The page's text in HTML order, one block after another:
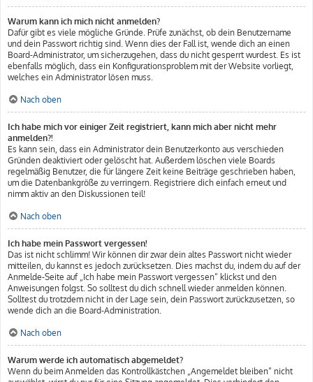
Warum kann ich mich nicht anmelden?
Dafür gibt es viele mögliche Gründe. Prüfe zunächst, ob dein Benutzername
und dein Passwort richtig sind. Wenn dies der Fall ist, wende dich an einen
Board-Administrator, um sicherzugehen, dass du nicht gesperrt wurdest. Es ist
ebenfalls möglich, dass ein Konfigurationsproblem mit der Website vorliegt,
welches ein Administrator lösen muss.
Nach oben
Ich habe mich vor einiger Zeit registriert, kann mich aber nicht mehr
anmelden?!
Es kann sein, dass ein Administrator dein Benutzerkonto aus verschieden
Gründen deaktiviert oder gelöscht hat. Außerdem löschen viele Boards
regelmäßig Benutzer, die für längere Zeit keine Beiträge geschrieben haben,
um die Datenbankgröße zu verringern. Registriere dich einfach erneut und
nimm aktiv an den Diskussionen teil!
Nach oben
Ich habe mein Passwort vergessen!
Das ist nicht schlimm! Wir können dir zwar dein altes Passwort nicht wieder
mitteilen, du kannst es jedoch zurücksetzen. Dies machst du, indem du auf der
Anmelde-Seite auf „Ich habe mein Passwort vergessen“ klickst und den
Anweisungen folgst. So solltest du dich schnell wieder anmelden können.
Solltest du trotzdem nicht in der Lage sein, dein Passwort zurückzusetzen, so
wende dich an die Board-Administration.
Nach oben
Warum werde ich automatisch abgemeldet?
Wenn du beim Anmelden das Kontrollkästchen „Angemeldet bleiben“ nicht